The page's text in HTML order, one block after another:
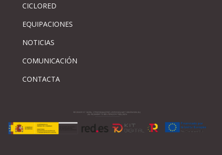
CICLORED
EQUIPACIONES
NOTICIAS
COMUNICACIÓN
CONTACTA